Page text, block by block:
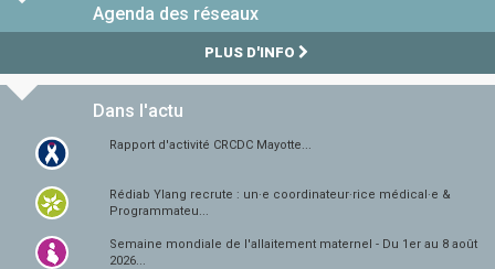
Agenda des réseaux
PLUS D'INFO
Dans l'actu
Rapport d'activité CRCDC Mayotte...
Rédiab Ylang recrute : un·e coordinateur·rice médical·e &
Programmateu...
Semaine mondiale de l'allaitement maternel - Du 1er au 8 août
2026...